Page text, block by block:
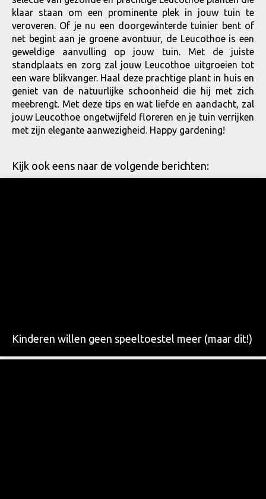
klaar staan om een prominente plek in jouw tuin te
veroveren. Of je nu een doorgewinterde tuinier bent of
net begint aan je groene avontuur, de Leucothoe is een
geweldige aanvulling op jouw tuin. Met de juiste
standplaats en zorg zal jouw Leucothoe uitgroeien tot
een ware blikvanger. Haal deze prachtige plant in huis en
geniet van de natuurlijke schoonheid die hij met zich
meebrengt. Met deze tips en wat liefde en aandacht, zal
jouw Leucothoe ongetwijfeld floreren en je tuin verrijken
met zijn elegante aanwezigheid. Happy gardening!
Kijk ook eens naar de volgende berichten:
Kinderen willen geen speeltoestel meer (maar dit!)